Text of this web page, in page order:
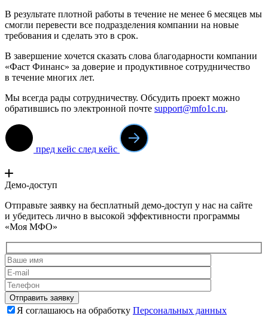
В результате плотной работы в течение не менее 6 месяцев мы
смогли перевести все подразделения компании на новые
требования и сделать это в срок.
В завершение хочется сказать слова благодарности компании
«Фаст Финанс» за доверие и продуктивное сотрудничество
в течение многих лет.
Мы всегда рады сотрудничеству. Обсудить проект можно
обратившись по электронной почте support@mfo1c.ru.
пред кейс след кейс
Демо-доступ
Отправьте заявку на бесплатный демо-доступ у нас на сайте
и убедитесь лично в высокой эффективности программы
«Моя МФО»
Я соглашаюсь на обработку Персональных данных